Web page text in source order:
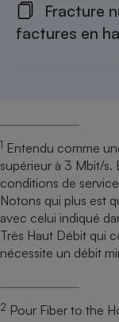
Fracture
factures en
1 Entendu comme
supérieur à 3 Mbit/s.
conditions de
Notons qui plus est
avec celui indiqué
Très Haut Débit qui
nécessite un débit
2 Pour Fiber to the